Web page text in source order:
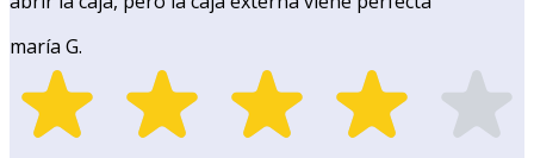
maría G.